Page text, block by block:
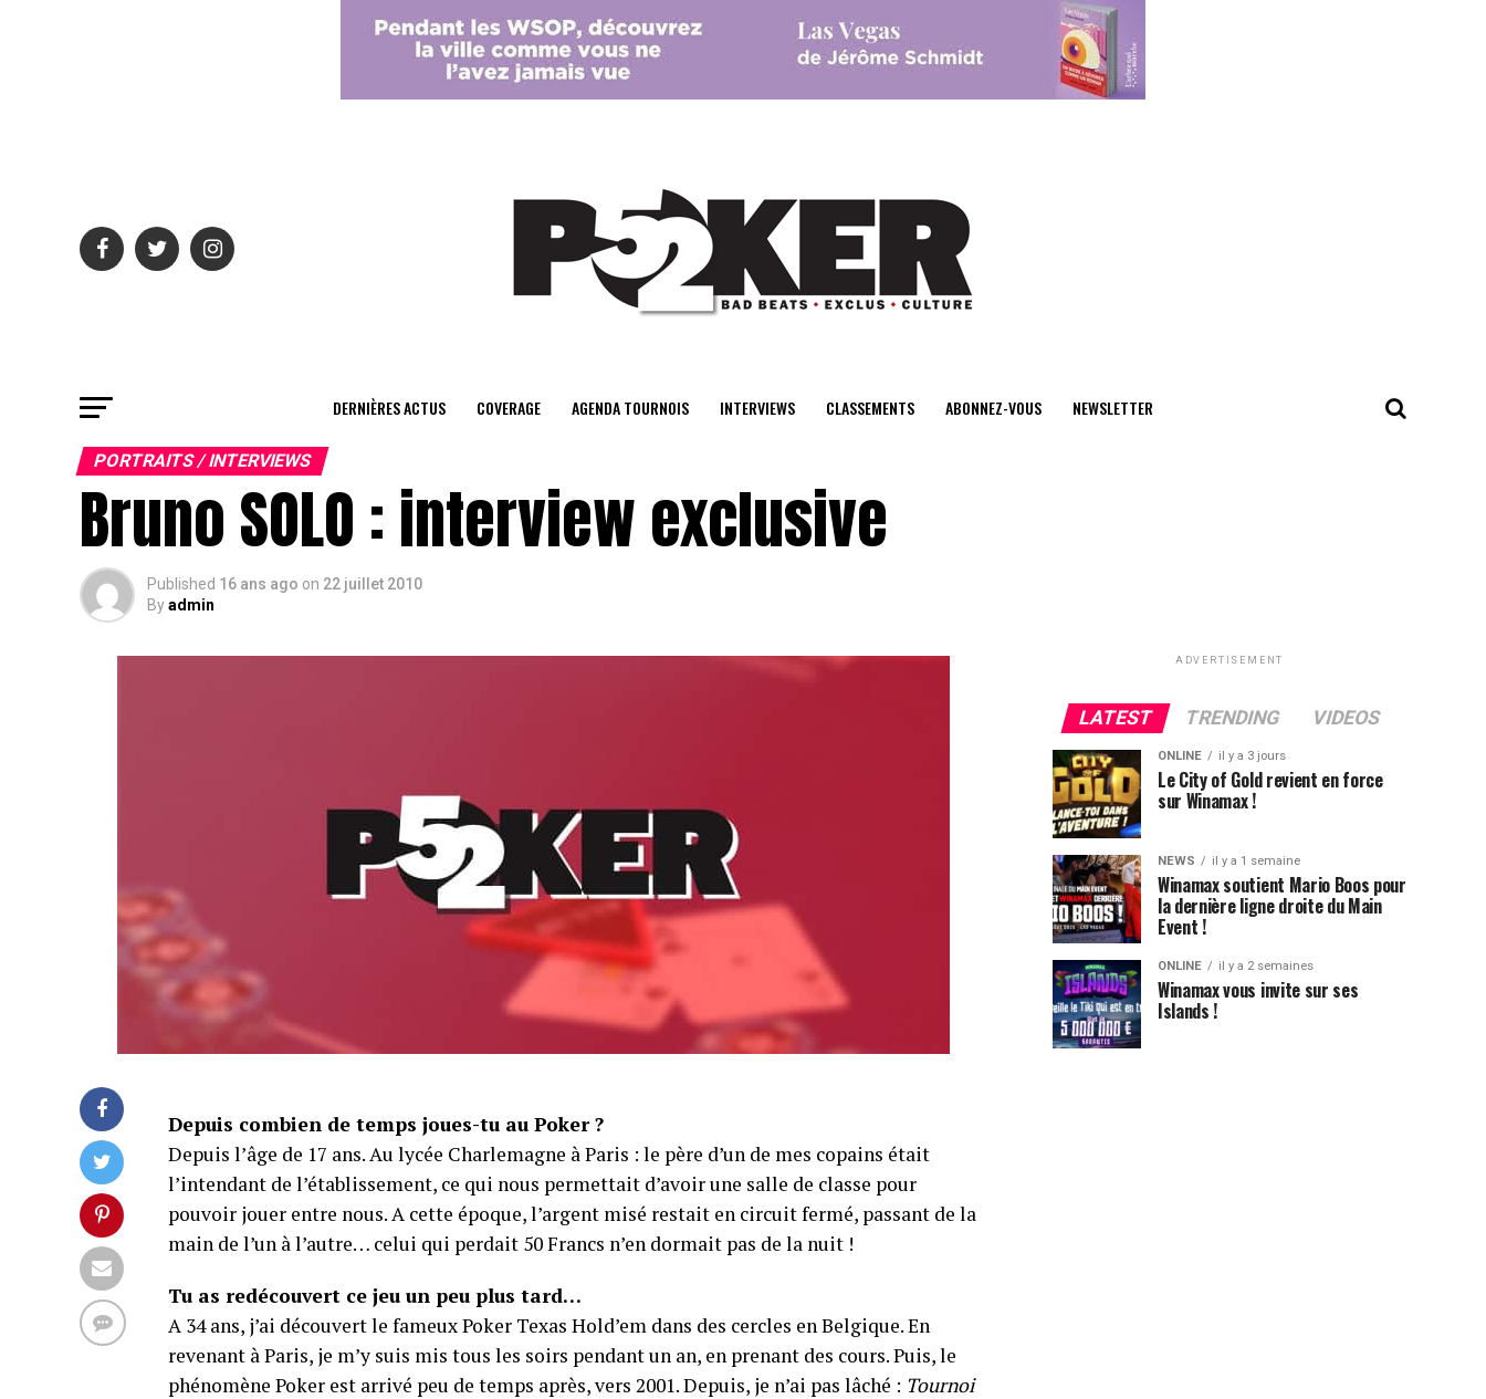
center>
DERNIÈRES ACTUS COVERAGE AGENDA TOURNOIS INTERVIEWS CLASSEMENTS ABONNEZ-VOUS NEWSLETTER
PORTRAITS / INTERVIEWS
Bruno SOLO : interview exclusive
Published 16 ans ago on 22 juillet 2010
Byadmin
Depuis combien de temps joues-tu au Poker ?
Depuis l’âge de 17 ans. Au lycée Charlemagne à Paris : le père d’un de mes copains était
l’intendant de l’établissement, ce qui nous permettait d’avoir une salle de classe pour
pouvoir jouer entre nous. A cette époque, l’argent misé restait en circuit fermé, passant de la
main de l’un à l’autre… celui qui perdait 50 Francs n’en dormait pas de la nuit !
Tu as redécouvert ce jeu un peu plus tard…
A 34 ans, j’ai découvert le fameux Poker Texas Hold’em dans des cercles en Belgique. En
revenant à Paris, je m’y suis mis tous les soirs pendant un an, en prenant des cours. Puis, le
phénomène Poker est arrivé peu de temps après, vers 2001. Depuis, je n’ai pas lâché : Tournoi
ADVERTISEMENT
LATEST TRENDING VIDEOS
ONLINE il y a 3 jours
Le City of Gold revient en force
sur Winamax !
NEWS il y a 1 semaine
Winamax soutient Mario Boos pour
la dernière ligne droite du Main
Event !
ONLINE il y a 2 semaines
Winamax vous invite sur ses
Islands !